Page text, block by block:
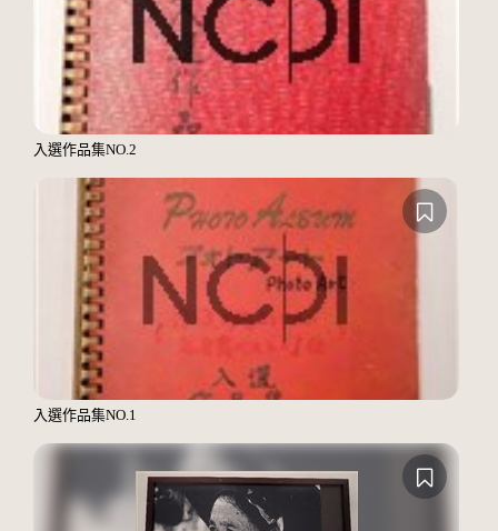
入選作品集NO.2
入選作品集NO.1